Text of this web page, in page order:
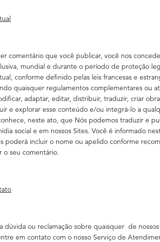
comentário que você publicar, você nos
mundial e durante o período de proteção
conforme definido pelas leis francesas e
quaisquer regulamentos complementares ou
adaptar, editar, distribuir, traduzir, criar
e explorar esse conteúdo e/ou integrá-lo a
neste ato, que Nós podemos traduzir e
social e em nossos Sites. Você é informado
poderá incluir o nome ou apelido conforme
o seu comentário.
dúvida ou reclamação sobre quaisquer de
em contato com o nosso Serviço de